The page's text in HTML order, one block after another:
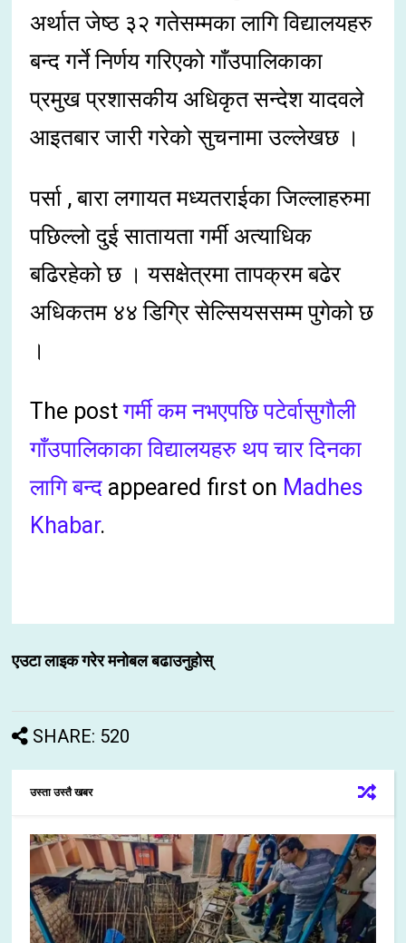
अर्थात जेष्ठ ३२ गतेसम्मका लागि विद्यालयहरु
बन्द गर्ने निर्णय गरिएको गाँउपालिकाका
प्रमुख प्रशासकीय अधिकृत सन्देश यादवले
आइतबार जारी गरेको सुचनामा उल्लेखछ ।
पर्सा , बारा लगायत मध्यतराईका जिल्लाहरुमा
पछिल्लो दुई सातायता गर्मी अत्याधिक
बढिरहेको छ । यसक्षेत्रमा तापक्रम बढेर
अधिकतम ४४ डिग्रि सेल्सियससम्म पुगेको छ
।
The postगर्मी कम नभएपछि पटेर्वासुगाैली
गाँउपालिकाका विद्यालयहरु थप चार दिनका
लागि बन्द appeared first on Madhes
Khabar.
एउटा लाइक गरेर मनोबल बढाउनुहोस्
SHARE: 520
उस्ता उस्तै खबर